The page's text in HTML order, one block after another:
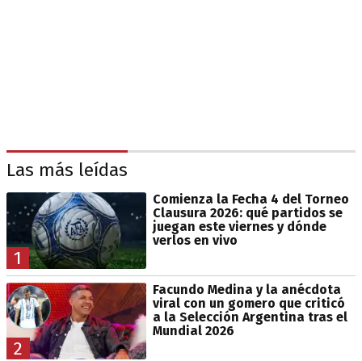
Las más leídas
1
Comienza la Fecha 4 del Torneo
Clausura 2026: qué partidos se
juegan este viernes y dónde
verlos en vivo
2
Facundo Medina y la anécdota
viral con un gomero que criticó
a la Selección Argentina tras el
Mundial 2026